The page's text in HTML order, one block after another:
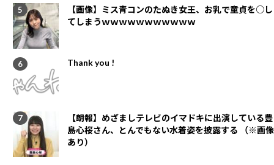
【画像】ミス青コンのたぬき女王、お乳で童貞を○し
てしまうｗｗｗｗｗｗｗｗｗｗｗ
Thank you !
【朗報】めざましテレビのイマドキに出演している豊
島心桜さん、とんでもない水着姿を披露する （※画像
あり）